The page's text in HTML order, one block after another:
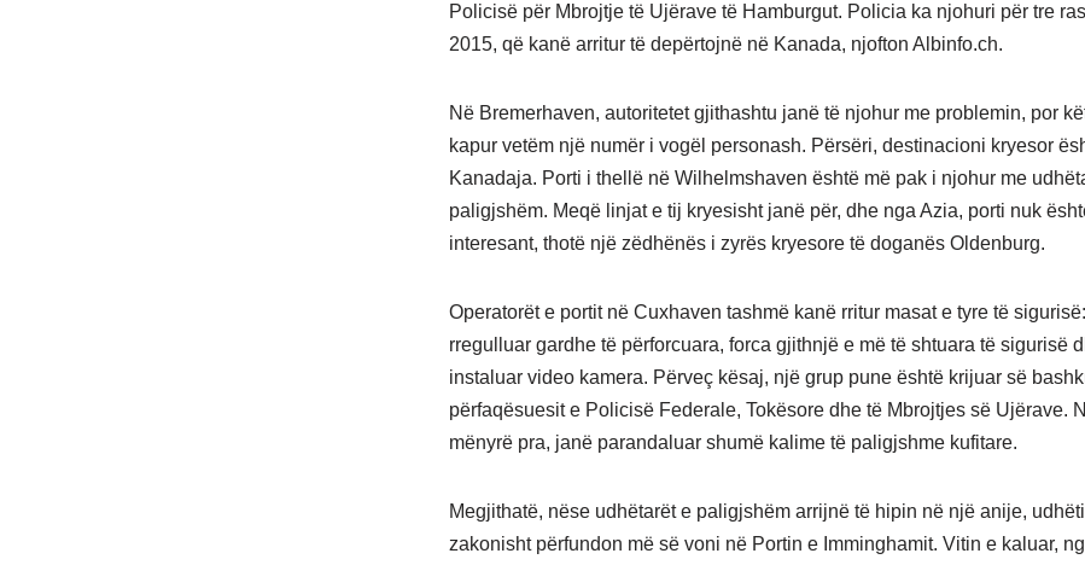
Policisë për Mbrojtje të Ujërave të Hamburgut. Policia ka njohuri për tre
2015, që kanë arritur të depërtojnë në Kanada, njofton Albinfo.ch.
Në Bremerhaven, autoritetet gjithashtu janë të njohur me problemin, por
kapur vetëm një numër i vogël personash. Përsëri, destinacioni kryesor
Kanadaja. Porti i thellë në Wilhelmshaven është më pak i njohur me
paligjshëm. Meqë linjat e tij kryesisht janë për, dhe nga Azia, porti nuk
interesant, thotë një zëdhënës i zyrës kryesore të doganës Oldenburg.
Operatorët e portit në Cuxhaven tashmë kanë rritur masat e tyre të
rregulluar gardhe të përforcuara, forca gjithnjë e më të shtuara të sigurisë
instaluar video kamera. Përveç kësaj, një grup pune është krijuar së
përfaqësuesit e Policisë Federale, Tokësore dhe të Mbrojtjes së Ujërave.
mënyrë pra, janë parandaluar shumë kalime të paligjshme kufitare.
Megjithatë, nëse udhëtarët e paligjshëm arrijnë të hipin në një anije,
zakonisht përfundon më së voni në Portin e Imminghamit. Vitin e kaluar,